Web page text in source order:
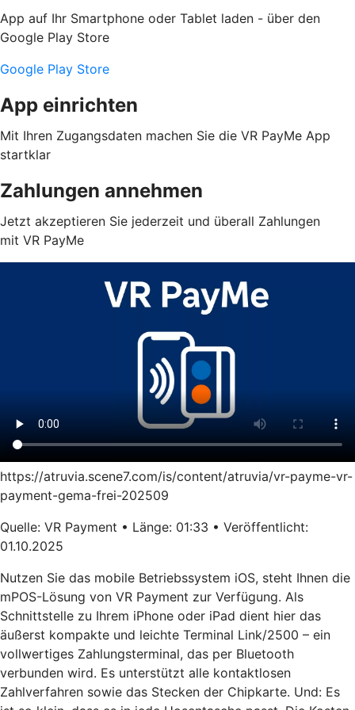
App auf Ihr Smartphone oder Tablet laden - über den
Google Play Store
Google Play Store
App einrichten
Mit Ihren Zugangsdaten machen Sie die VR PayMe App
startklar
Zahlungen annehmen
Jetzt akzeptieren Sie jederzeit und überall Zahlungen
mit VR PayMe
https://atruvia.scene7.com/is/content/atruvia/vr-payme-vr-
payment-gema-frei-202509
Quelle: VR Payment • Länge: 01:33 • Veröffentlicht:
01.10.2025
Nutzen Sie das mobile Betriebssystem iOS, steht Ihnen die
mPOS-Lösung von VR Payment zur Verfügung. Als
Schnittstelle zu Ihrem iPhone oder iPad dient hier das
äußerst kompakte und leichte Terminal Link/2500 – ein
vollwertiges Zahlungsterminal, das per Bluetooth
verbunden wird. Es unterstützt alle kontaktlosen
Zahlverfahren sowie das Stecken der Chipkarte. Und: Es